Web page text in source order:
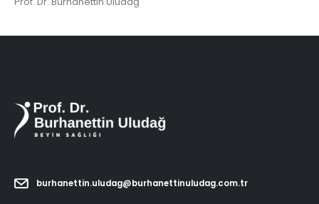
burhanettin.uludag@burhanettinuludag.com.tr